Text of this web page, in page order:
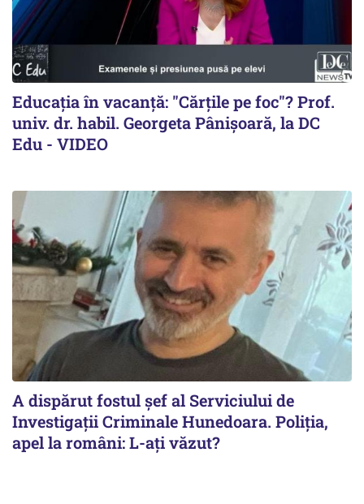
Educația în vacanță: "Cărțile pe foc"? Prof.
univ. dr. habil. Georgeta Pânișoară, la DC
Edu - VIDEO
A dispărut fostul șef al Serviciului de
Investigații Criminale Hunedoara. Poliția,
apel la români: L-ați văzut?